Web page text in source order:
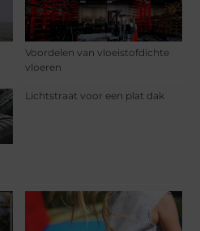
Voordelen van vloeistofdichte
vloeren
Lichtstraat voor een plat dak